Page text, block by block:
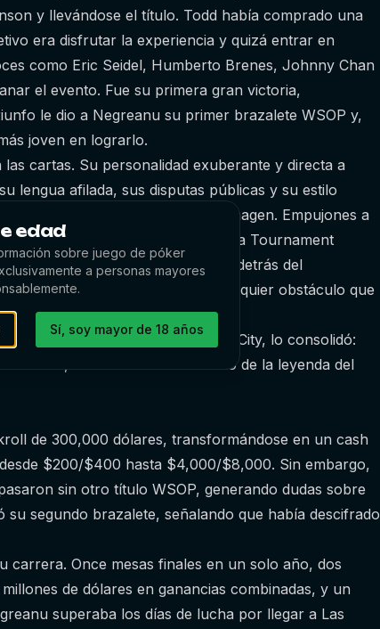
y llevándose el título. Todd había comprado una
era disfrutar la experiencia y quizá entrar en
como Eric Seidel, Humberto Brenes, Johnny Chan
el evento. Fue su primera gran victoria,
le dio a Negreanu su primer brazalete WSOP y,
joven en lograrlo.
cartas. Su personalidad exuberante y directa a
lengua afilada, sus disputas públicas y su estilo
que pusieron a prueba su imagen. Empujones a
Doug Polk, diferencias con la Tournament
de streaming mostraban que detrás del
a luchar, debatir y desafiar cualquier obstáculo que
Poker Championship en Atlantic City, lo consolidó:
210,000 dólares. Fue el inicio de la leyenda del
de 300,000 dólares, transformándose en un cash
$200/$400 hasta $4,000/$8,000. Sin embargo,
sin otro título WSOP, generando dudas sobre
segundo brazalete, señalando que había descifrado
Once mesas finales en un solo año, dos
de dólares en ganancias combinadas, y un
superaba los días de lucha por llegar a Las
edad
sobre juego de póker
a personas mayores
Sí, soy mayor de 18 años